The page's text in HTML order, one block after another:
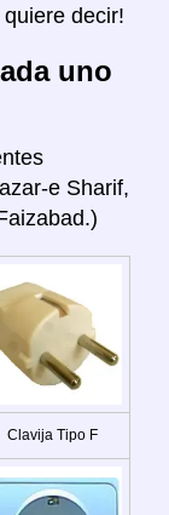
decir!
uno
e Sharif,
Clavija Tipo F